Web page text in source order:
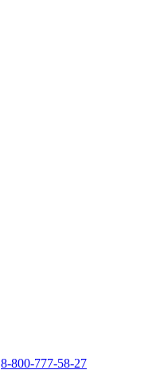
8-800-777-58-27